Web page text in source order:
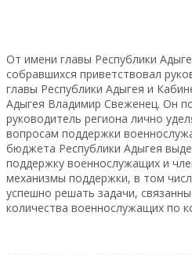
От имени главы Республики
собравшихся приветствовал
главы Республики Адыгея и
Адыгея Владимир Свеженец. Он
руководитель региона лично
вопросам поддержки
бюджета Республики Адыгея
поддержку военнослужащих и
механизмы поддержки, в том
успешно решать задачи,
количества военнослужащих по